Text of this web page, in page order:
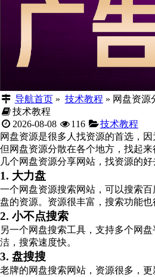
导航首页» 技术教程 » 网盘资源
技术教程
2026-08-08
116
技术教程
网盘资源是很多人找资源的首选，因
但网盘资源分散在各个地方，找起
几个网盘资源分享网站，找资源的好
1. 大力盘
一个网盘资源搜索网站，可以搜索
盘的资源。资源很丰富，搜索功能也
2. 小不点搜索
另一个网盘搜索工具，支持多个网
洁，搜索速度快。
3. 盘搜搜
老牌的网盘搜索网站，资源很多，